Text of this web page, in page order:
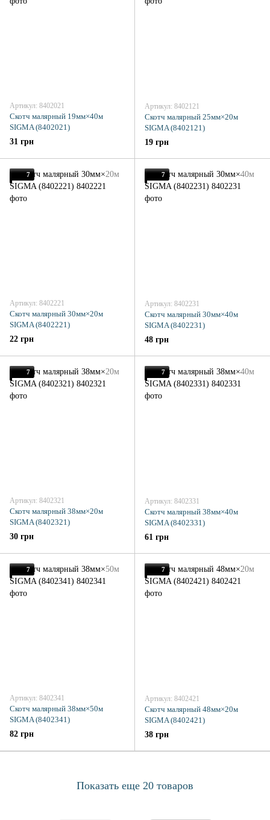
Артикул: 8402021
Скотч малярный 19мм×40м
SIGMA (8402021)
31 грн
Артикул: 8402121
Скотч малярный 25мм×20м
SIGMA (8402121)
19 грн
7
Артикул: 8402221
Скотч малярный 30мм×20м
SIGMA (8402221)
22 грн
7
Артикул: 8402231
Скотч малярный 30мм×40м
SIGMA (8402231)
48 грн
7
Артикул: 8402321
Скотч малярный 38мм×20м
SIGMA (8402321)
30 грн
7
Артикул: 8402331
Скотч малярный 38мм×40м
SIGMA (8402331)
61 грн
7
Артикул: 8402341
Скотч малярный 38мм×50м
SIGMA (8402341)
82 грн
7
Артикул: 8402421
Скотч малярный 48мм×20м
SIGMA (8402421)
38 грн
Показать еще 20 товаров